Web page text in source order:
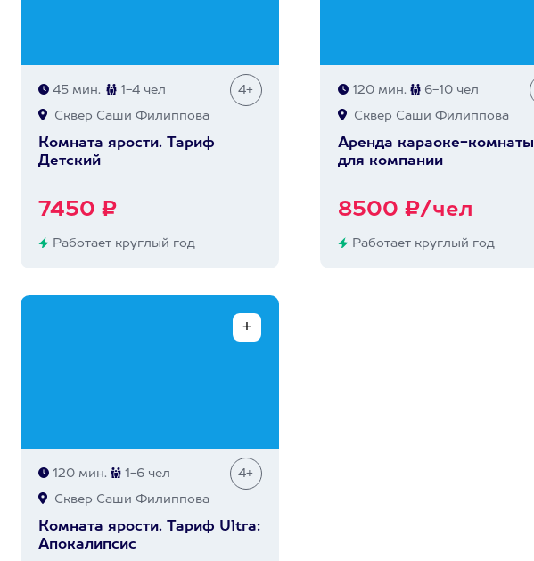
45 мин. 1-4 чел 4+
Сквер Саши Филиппова
Комната ярости. Тариф
Детский
7450 ₽
Работает круглый год
120 мин. 6-10 чел
Сквер Саши Филиппова
Аренда караоке-комнаты
для компании
8500 ₽/чел
Работает круглый год
120 мин. 1-6 чел 4+
Сквер Саши Филиппова
Комната ярости. Тариф Ultra:
Апокалипсис